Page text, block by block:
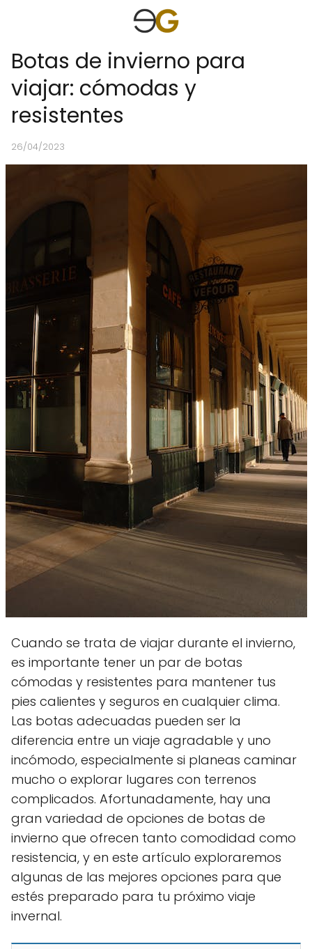
Botas de invierno para
viajar: cómodas y
resistentes
26/04/2023
Cuando se trata de viajar durante el invierno,
es importante tener un par de botas
cómodas y resistentes para mantener tus
pies calientes y seguros en cualquier clima.
Las botas adecuadas pueden ser la
diferencia entre un viaje agradable y uno
incómodo, especialmente si planeas caminar
mucho o explorar lugares con terrenos
complicados. Afortunadamente, hay una
gran variedad de opciones de botas de
invierno que ofrecen tanto comodidad como
resistencia, y en este artículo exploraremos
algunas de las mejores opciones para que
estés preparado para tu próximo viaje
invernal.